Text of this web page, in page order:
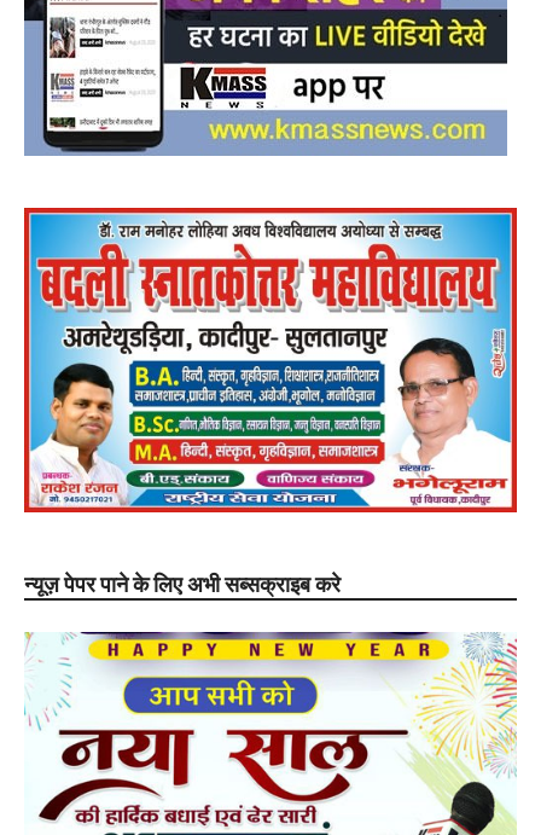
न्यूज़ पेपर पाने के लिए अभी सब्सक्राइब करे